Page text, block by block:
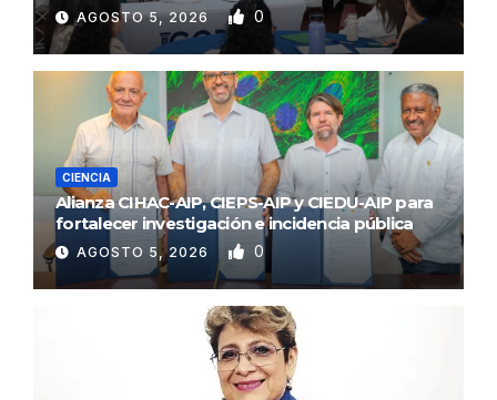
AGOSTO 5, 2026 0
CIENCIA
Alianza CIHAC-AIP, CIEPS-AIP y CIEDU-AIP para
fortalecer investigación e incidencia pública
AGOSTO 5, 2026 0